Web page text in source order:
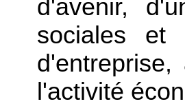
d'avenir,
sociales et
l'activité